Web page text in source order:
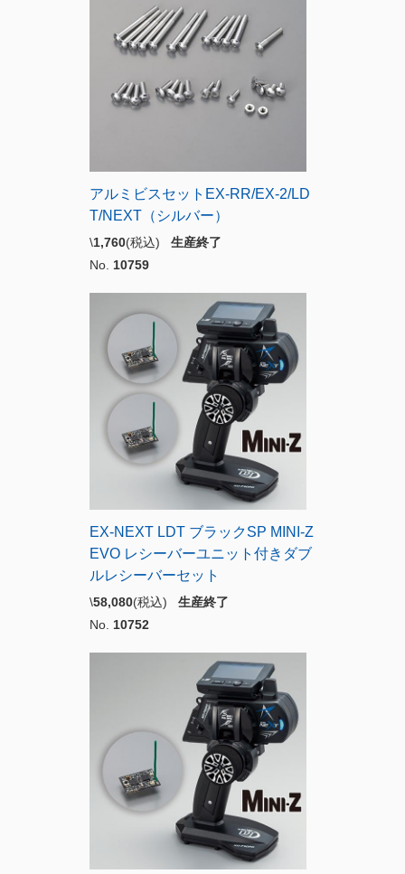
アルミビスセットEX-RR/EX-2/LD
T/NEXT（シルバー）
\1,760(税込) 生産終了
No. 10759
EX-NEXT LDT ブラックSP MINI-Z
EVO レシーバーユニット付きダブ
ルレシーバーセット
\58,080(税込) 生産終了
No. 10752